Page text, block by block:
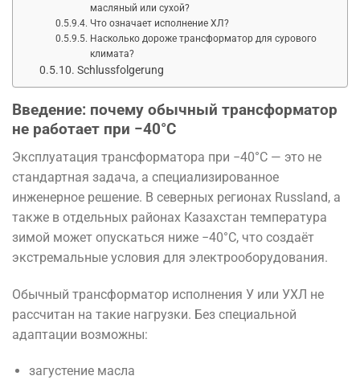
масляный или сухой?
Что означает исполнение ХЛ?
Насколько дороже трансформатор для сурового
климата?
Schlussfolgerung
Введение: почему обычный трансформатор
не работает при −40°C
Эксплуатация трансформатора при −40°C — это не
стандартная задача, а специализированное
инженерное решение. В северных регионах Russland, а
также в отдельных районах Казахстан температура
зимой может опускаться ниже −40°C, что создаёт
экстремальные условия для электрооборудования.
Обычный трансформатор исполнения У или УХЛ не
рассчитан на такие нагрузки. Без специальной
адаптации возможны:
загустение масла